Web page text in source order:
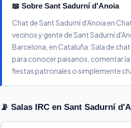
📖 Sobre Sant Sadurní d'Anoia
Chat de Sant Sadurní d'Anoia en
vecinos y gente de Sant Sadurní
Barcelona, en Cataluña. Sala de
para conocer paisanos, comentar
fiestas patronales o simplemente
📡 Salas IRC en Sant Sadurní